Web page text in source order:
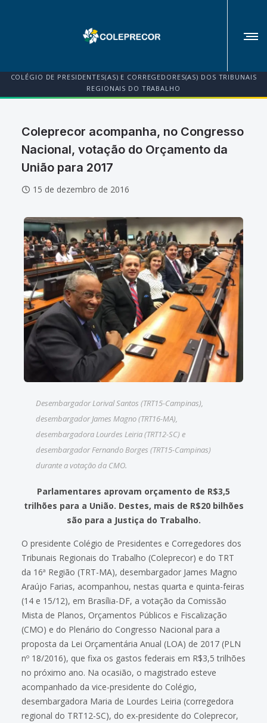
COLÉGIO DE PRESIDENTES(AS) E CORREGEDORES(AS) DOS TRIBUNAIS
REGIONAIS DO TRABALHO
Coleprecor acompanha, no Congresso
Nacional, votação do Orçamento da
União para 2017
15 de dezembro de 2016
Desembargador Lorival Santos (TRT15-Campinas),
desembargador James Magno (TRT16-MA),
desembargadora Lourdes Leiria (TRT12-SC) e
desembargador Fernando Borges (TRT15-Campinas)
durante a votação da CMO.
Parlamentares aprovam orçamento de R$3,5
trilhões para a União. Destes, mais de R$20 bilhões
são para a Justiça do Trabalho.
O presidente Colégio de Presidentes e Corregedores dos
Tribunais Regionais do Trabalho (Coleprecor) e do TRT
da 16ª Região (TRT-MA), desembargador James Magno
Araújo Farias, acompanhou, nestas quarta e quinta-feiras
(14 e 15/12), em Brasília-DF, a votação da Comissão
Mista de Planos, Orçamentos Públicos e Fiscalização
(CMO) e do Plenário do Congresso Nacional para a
proposta da Lei Orçamentária Anual (LOA) de 2017 (PLN
nº 18/2016), que fixa os gastos federais em R$3,5 trilhões
no próximo ano. Na ocasião, o magistrado esteve
acompanhado da vice-presidente do Colégio,
desembargadora Maria de Lourdes Leiria (corregedora
regional do TRT12-SC), do ex-presidente do Coleprecor,